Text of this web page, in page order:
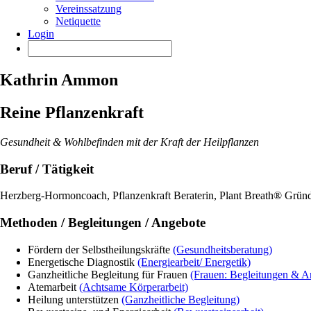
Vereinssatzung
Netiquette
Login
Kathrin Ammon
Reine Pflanzenkraft
Gesundheit & Wohlbefinden mit der Kraft der Heilpflanzen
Beruf / Tätigkeit
Herzberg-Hormoncoach, Pflanzenkraft Beraterin, Plant Breath®
Methoden / Begleitungen / Angebote
Fördern der Selbstheilungskräfte (Gesundheitsberatung)
Energetische Diagnostik (Energiearbeit/ Energetik)
Ganzheitliche Begleitung für Frauen (Frauen: Begleitungen &
Atemarbeit (Achtsame Körperarbeit)
Heilung unterstützen (Ganzheitliche Begleitung)